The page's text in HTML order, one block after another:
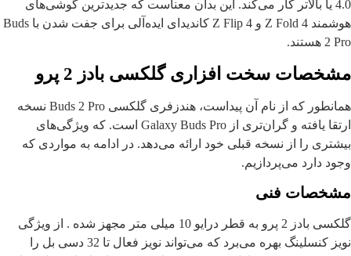
4.0 یا بالاتر کار می‌کند. این بدان معناست که جدیدترین گوشی‌های
هوشمند Z Fold 4 و Z Flip 4 کاندیدای ایده‌آلی برای جفت شدن با Buds
2 Pro هستند.
مشخصات سخت افزاری گلکسی بادز 2 پرو
همانطور که از نام آن پیداست، هندزفری گلکسی Buds 2 Pro نسخه
ارتقا یافته و گران‌تری از Galaxy Buds Pro است. که ویژگی‌های
بیشتری را از نسخه قبلی خود ارائه می‌دهد. در ادامه به مواردی که
وجود دارد می‌پردازیم.
مشخصات فنی
گلکسی بادز 2 پرو به قطر درایو 10 میلی متر مجهز شده . از ویژگی
نویز کنسلینگ بهره می‌برد که می‌تواند نویز فعال تا 32 دسی بل را